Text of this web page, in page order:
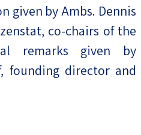
given by Ambs. Dennis
co-chairs of the
remarks given by
founding director and